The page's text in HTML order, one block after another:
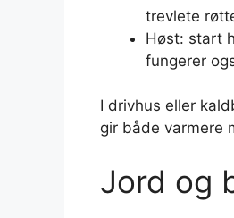
trevlete
Høst: start
fungerer
I drivhus eller
gir både varmere
Jord og